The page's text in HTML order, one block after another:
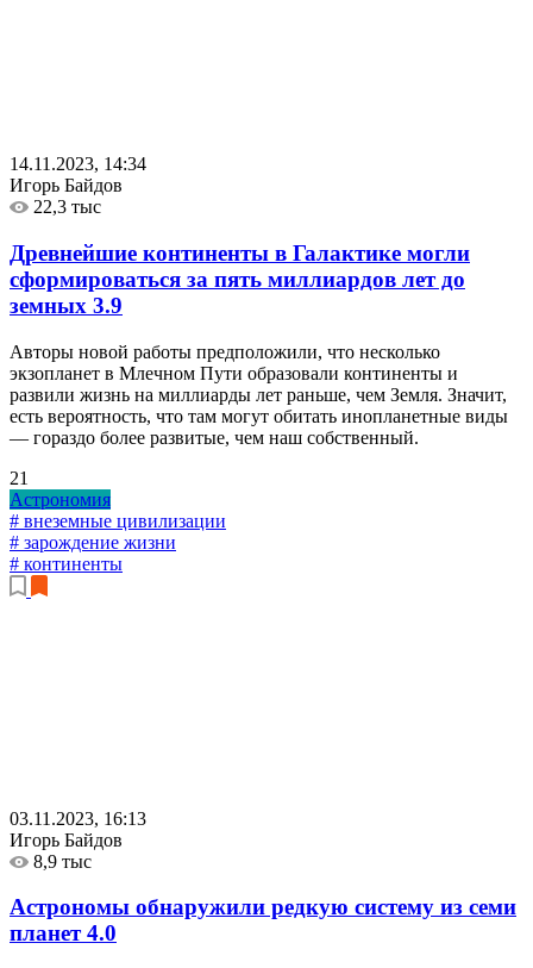
14.11.2023, 14:34
Игорь Байдов
22,3 тыс
Древнейшие континенты в Галактике могли
сформироваться за пять миллиардов лет до
земных 3.9
Авторы новой работы предположили, что несколько
экзопланет в Млечном Пути образовали континенты и
развили жизнь на миллиарды лет раньше, чем Земля. Значит,
есть вероятность, что там могут обитать инопланетные виды
— гораздо более развитые, чем наш собственный.
21
Астрономия
# внеземные цивилизации
# зарождение жизни
# континенты
03.11.2023, 16:13
Игорь Байдов
8,9 тыс
Астрономы обнаружили редкую систему из семи
планет4.0